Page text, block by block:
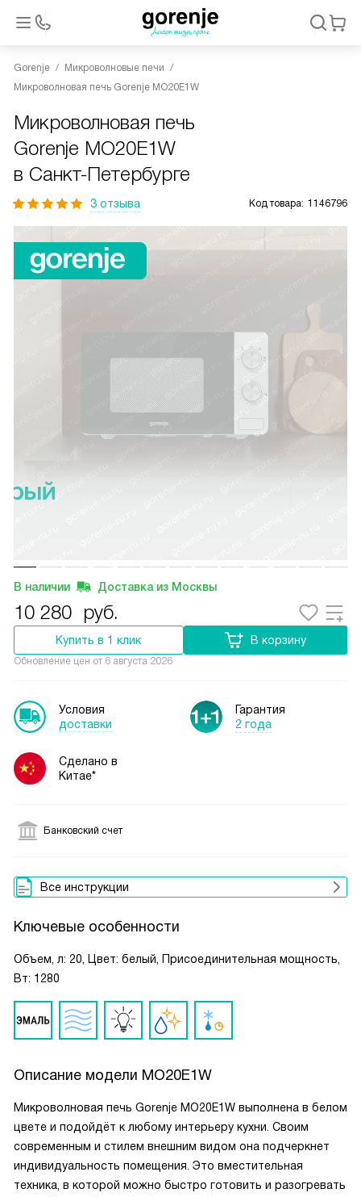
Gorenje
Микроволновые печи
Микроволновая печь Gorenje MO20E1W
Микроволновая печь
Gorenje MO20E1W
в Санкт-Петербурге
3 отзыва Код товара: 1146796
В наличии Доставка из Москвы
10 280 руб.
Купить в 1 клик В корзину
Обновление цен от 6 августа 2026
Условия
доставки
Гарантия
2 года
Сделано в
Китае*
Банковский счет
Все инструкции
Ключевые особенности
Объем, л: 20, Цвет: белый, Присоединительная мощность,
Вт: 1280
Описание модели MO20E1W
Микроволновая печь Gorenje MO20E1W выполнена в белом
цвете и подойдёт к любому интерьеру кухни. Своим
современным и стилем внешним видом она подчеркнет
индивидуальность помещения. Это вместительная
техника, в которой можно быстро готовить и разогревать